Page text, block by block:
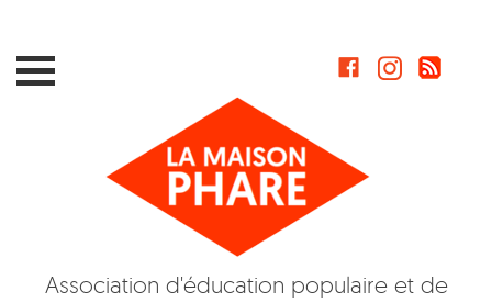
Association d'éducation populaire et de